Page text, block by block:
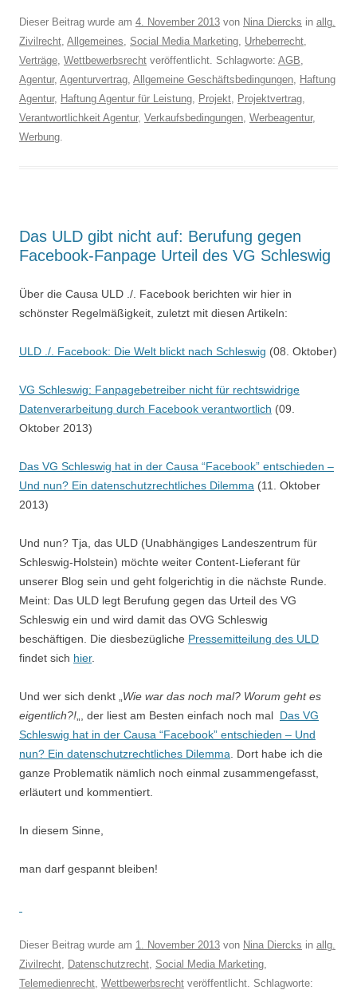
Dieser Beitrag wurde am 4. November 2013 von Nina Diercks in allg.
Zivilrecht, Allgemeines, Social Media Marketing, Urheberrecht,
Verträge, Wettbewerbsrecht veröffentlicht. Schlagworte: AGB,
Agentur, Agenturvertrag, Allgemeine Geschäftsbedingungen, Haftung
Agentur, Haftung Agentur für Leistung, Projekt, Projektvertrag,
Verantwortlichkeit Agentur, Verkaufsbedingungen, Werbeagentur,
Werbung.
Das ULD gibt nicht auf: Berufung gegen
Facebook-Fanpage Urteil des VG Schleswig
Über die Causa ULD ./. Facebook berichten wir hier in
schönster Regelmäßigkeit, zuletzt mit diesen Artikeln:
ULD ./. Facebook: Die Welt blickt nach Schleswig (08. Oktober)
VG Schleswig: Fanpagebetreiber nicht für rechtswidrige
Datenverarbeitung durch Facebook verantwortlich (09.
Oktober 2013)
Das VG Schleswig hat in der Causa “Facebook” entschieden –
Und nun? Ein datenschutzrechtliches Dilemma (11. Oktober
2013)
Und nun? Tja, das ULD (Unabhängiges Landeszentrum für
Schleswig-Holstein) möchte weiter Content-Lieferant für
unserer Blog sein und geht folgerichtig in die nächste Runde.
Meint: Das ULD legt Berufung gegen das Urteil des VG
Schleswig ein und wird damit das OVG Schleswig
beschäftigen. Die diesbezügliche Pressemitteilung des ULD
findet sich hier.
Und wer sich denkt „ Wie war das noch mal? Worum geht es
eigentlich?! „, der liest am Besten einfach noch mal Das VG
Schleswig hat in der Causa “Facebook” entschieden – Und
nun? Ein datenschutzrechtliches Dilemma . Dort habe ich die
ganze Problematik nämlich noch einmal zusammengefasst,
erläutert und kommentiert.
In diesem Sinne,
man darf gespannt bleiben!
Dieser Beitrag wurde am 1. November 2013 von Nina Diercks in allg.
Zivilrecht, Datenschutzrecht, Social Media Marketing,
Telemedienrecht, Wettbewerbsrecht veröffentlicht. Schlagworte: